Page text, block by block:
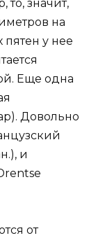
то, значит,
на
у нее
Еще одна
Довольно
и
от